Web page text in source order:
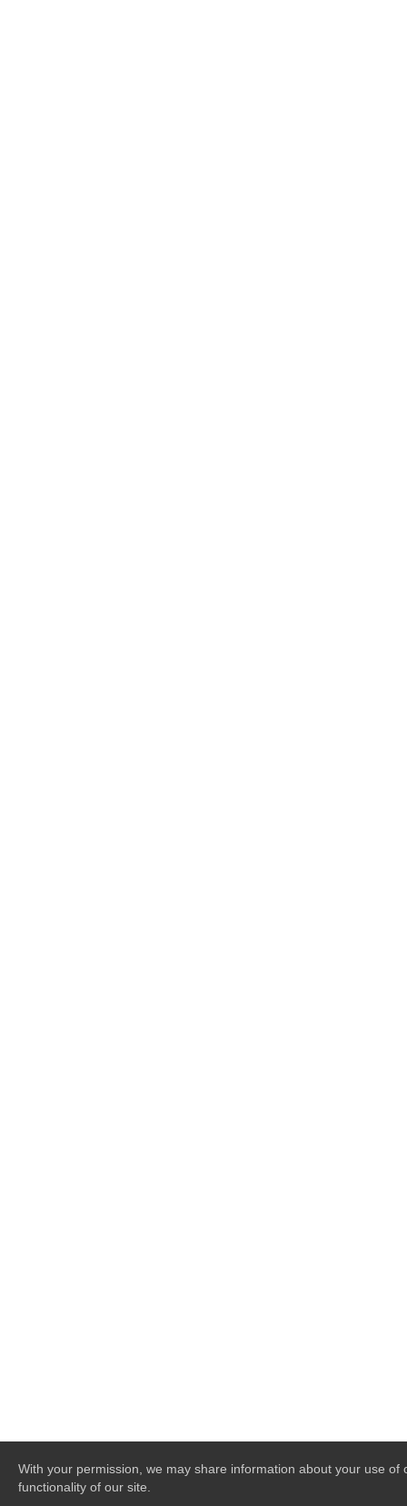
With your permission, we may share information about your use of
functionality of our site.